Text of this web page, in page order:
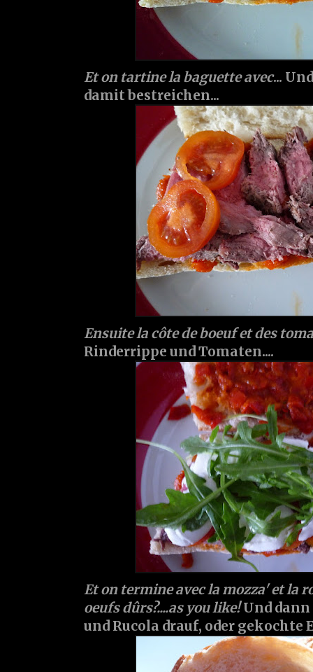
Et on tartine la baguette avec...
damit bestreichen...
Ensuite la côte de boeuf et des
Rinderrippe und Tomaten....
Et on termine avec la mozza' et la
oeufs dûrs?....as you like!Und dann
und Rucola drauf, oder gekochte